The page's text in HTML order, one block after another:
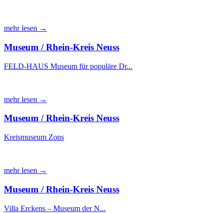
mehr lesen →
Museum / Rhein-Kreis Neuss
FELD-HAUS Museum für populäre Dr...
mehr lesen →
Museum / Rhein-Kreis Neuss
Kreismuseum Zons
mehr lesen →
Museum / Rhein-Kreis Neuss
Villa Erckens – Museum der N...